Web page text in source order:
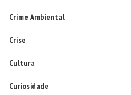
Crime Ambiental
Crise
Cultura
Curiosidade